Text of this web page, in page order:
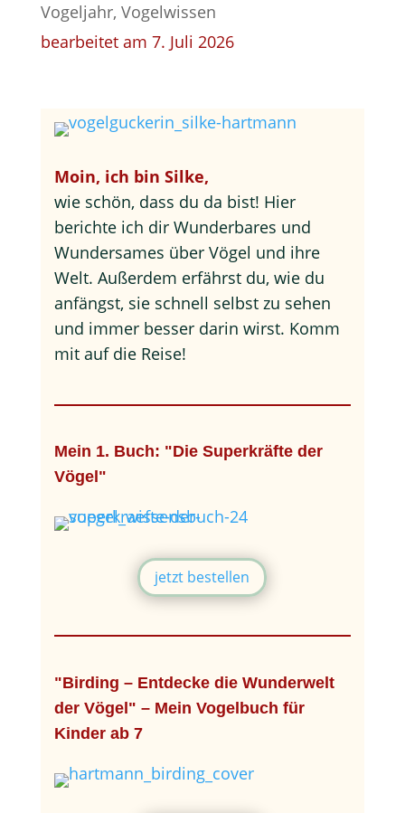
Vogeljahr, Vogelwissen
bearbeitet am 7. Juli 2026
Moin, ich bin Silke,
wie schön, dass du da bist! Hier
berichte ich dir Wunderbares und
Wundersames über Vögel und ihre
Welt. Außerdem erfährst du, wie du
anfängst, sie schnell selbst zu sehen
und immer besser darin wirst. Komm
mit auf die Reise!
Mein 1. Buch: "Die Superkräfte der
Vögel"
jetzt bestellen
"Birding – Entdecke die Wunderwelt
der Vögel" – Mein Vogelbuch für
Kinder ab 7